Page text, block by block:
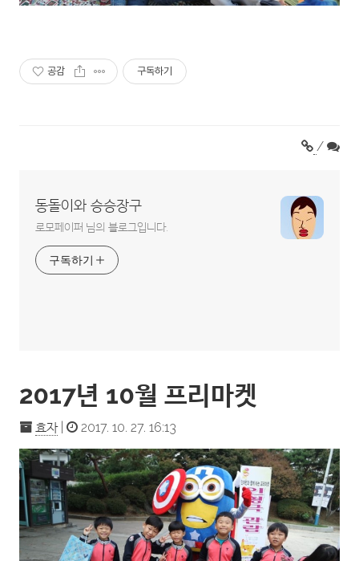
공감 구독하기
/
동돌이와 승승장구
로모페이퍼 님의 블로그입니다.
구독하기
2017년 10월 프리마켓
효자| 2017. 10. 27. 16:13